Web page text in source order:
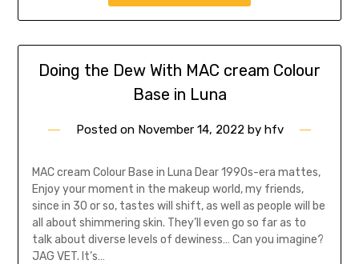
Doing the Dew With MAC cream Colour
Base in Luna
Posted on November 14, 2022 by hfv
MAC cream Colour Base in Luna Dear 1990s-era mattes,
Enjoy your moment in the makeup world, my friends,
since in 30 or so, tastes will shift, as well as people will be
all about shimmering skin. They’ll even go so far as to
talk about diverse levels of dewiness… Can you imagine?
JAG VET. It’s…